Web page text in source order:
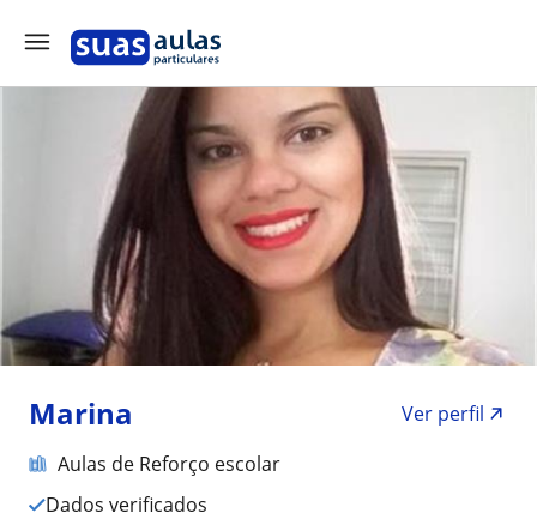
Marina
Ver perfil
Aulas de Reforço escolar
Dados verificados